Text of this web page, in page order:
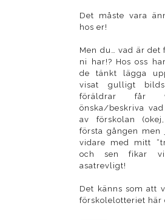
Det måste vara
hos er!
Men du… vad är
ni har!? Hos oss
de tänkt lägga
visat gulligt
föräldrar får
önska/beskriva
av förskolan
första gången men
vidare med mitt
och sen fikar
asatrevligt!
Det känns som att
förskolelotteriet här